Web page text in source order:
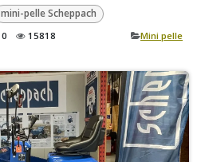
mini-pelle Scheppach
0 15818 ​Mini pelle